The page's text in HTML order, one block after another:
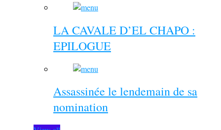
LA CAVALE D’EL CHAPO :
EPILOGUE
Assassinée le lendemain de sa
nomination